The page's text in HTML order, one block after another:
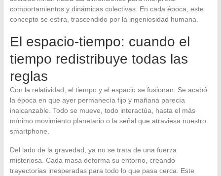
comportamientos y dinámicas colectivas. En cada época, este
concepto se estira, trascendido por la ingeniosidad humana.
El espacio-tiempo: cuando el
tiempo redistribuye todas las
reglas
Con la relatividad, el tiempo y el espacio se fusionan. Se acabó
la época en que ayer permanecía fijo y mañana parecía
inalcanzable. Todo se mueve, todo interactúa, hasta el más
mínimo movimiento planetario o la señal que atraviesa nuestro
smartphone.
Del lado de la gravedad, ya no se trata de una fuerza
misteriosa. Cada masa deforma su entorno, creando
trayectorias inesperadas para todo lo que pasa cerca. Este